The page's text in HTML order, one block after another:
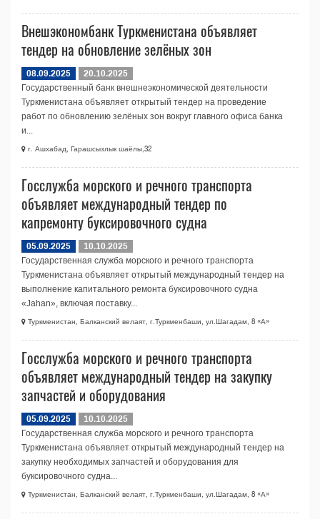
Внешэкономбанк Туркменистана объявляет
тендер на обновление зелёных зон
08.09.2025
20.10.2025
Государственный банк внешнеэкономической деятельности
Туркменистана объявляет открытый тендер на проведение
работ по обновлению зелёных зон вокруг главного офиса банка
и...
г. Ашхабад, Гарашсызлык шаёлы,32
Госслужба морского и речного транспорта
объявляет международный тендер по
капремонту буксировочного судна
05.09.2025
10.10.2025
Государственная служба морского и речного транспорта
Туркменистана объявляет открытый международный тендер на
выполнение капитального ремонта буксировочного судна
«Jahan», включая поставку...
Туркменистан, Балканский велаят, г.Туркменбаши, ул.Шагадам, 8 «А»
Госслужба морского и речного транспорта
объявляет международный тендер на закупку
запчастей и оборудования
05.09.2025
10.10.2025
Государственная служба морского и речного транспорта
Туркменистана объявляет открытый международный тендер на
закупку необходимых запчастей и оборудования для
буксировочного судна...
Туркменистан, Балканский велаят, г.Туркменбаши, ул.Шагадам, 8 «А»